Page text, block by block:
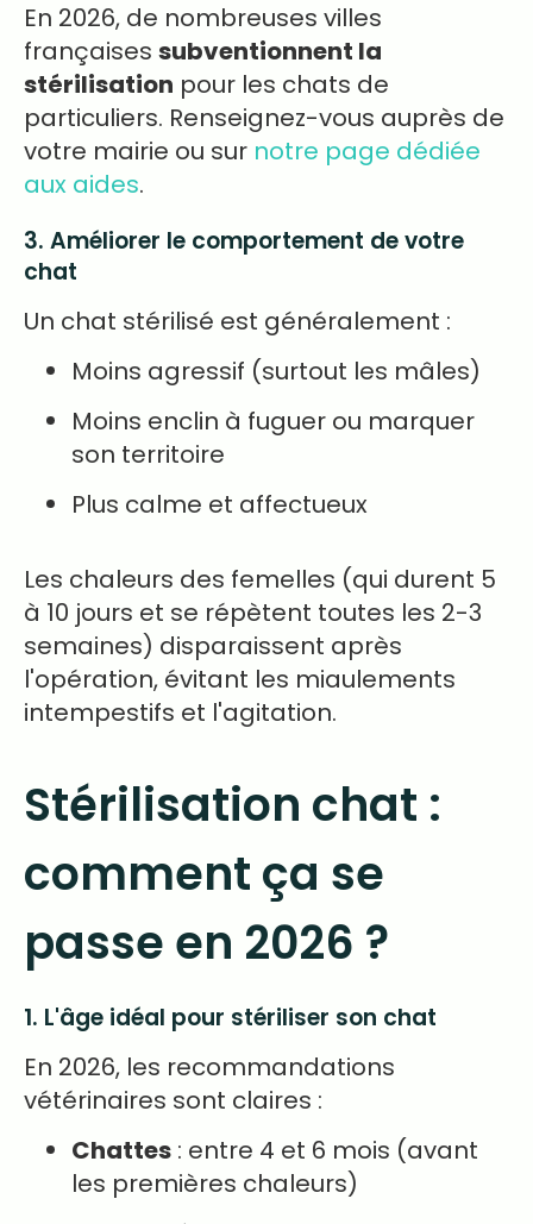
En 2026, de nombreuses villes
françaises subventionnent la
stérilisation pour les chats de
particuliers. Renseignez-vous auprès de
votre mairie ou sur notre page dédiée
aux aides.
3. Améliorer le comportement de votre
chat
Un chat stérilisé est généralement :
Moins agressif (surtout les mâles)
Moins enclin à fuguer ou marquer
son territoire
Plus calme et affectueux
Les chaleurs des femelles (qui durent 5
à 10 jours et se répètent toutes les 2-3
semaines) disparaissent après
l'opération, évitant les miaulements
intempestifs et l'agitation.
Stérilisation chat :
comment ça se
passe en 2026 ?
1. L'âge idéal pour stériliser son chat
En 2026, les recommandations
vétérinaires sont claires :
Chattes : entre 4 et 6 mois (avant
les premières chaleurs)